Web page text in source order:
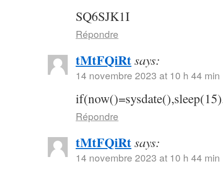
SQ6SJK1I
Répondre
tMtFQiRtsays:
14 novembre 2023 at 10 h 44 min
Répondre
tMtFQiRtsays:
14 novembre 2023 at 10 h 44 min